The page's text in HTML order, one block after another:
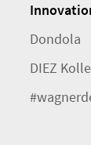
Dondola
DIEZ